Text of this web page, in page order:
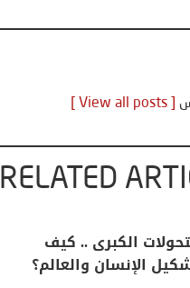
[ View all posts ]
RELATED
الكبرى .. كيف
الإنسان والعالم؟